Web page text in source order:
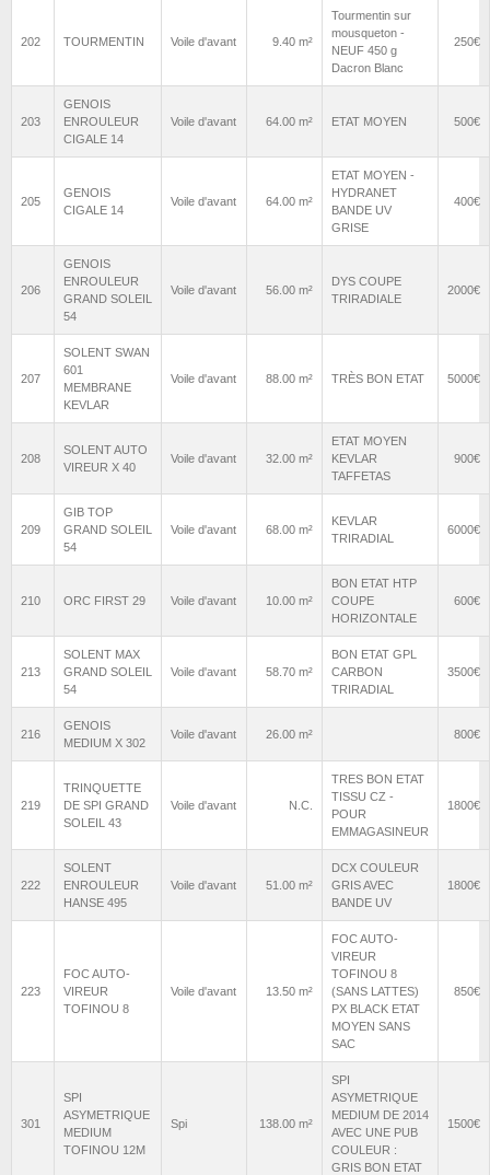
202 TOURMENTIN Voile d'avant 9.40 m²
Tourmentin sur
mousqueton -
NEUF 450 g
Dacron Blanc
250€
203
GENOIS
ENROULEUR
CIGALE 14
Voile d'avant 64.00 m² ETAT MOYEN 500€
205
GENOIS
CIGALE 14
Voile d'avant 64.00 m²
ETAT MOYEN -
HYDRANET
BANDE UV
GRISE
400€
206
GENOIS
ENROULEUR
GRAND SOLEIL
54
Voile d'avant 56.00 m²
DYS COUPE
TRIRADIALE
2000€
207
SOLENT SWAN
601
MEMBRANE
KEVLAR
Voile d'avant 88.00 m² TRÈS BON ETAT 5000€
208
SOLENT AUTO
VIREUR X 40
Voile d'avant 32.00 m²
ETAT MOYEN
KEVLAR
TAFFETAS
900€
209
GIB TOP
GRAND SOLEIL
54
Voile d'avant 68.00 m²
KEVLAR
TRIRADIAL
6000€
210 ORC FIRST 29 Voile d'avant 10.00 m²
BON ETAT HTP
COUPE
HORIZONTALE
600€
213
SOLENT MAX
GRAND SOLEIL
54
Voile d'avant 58.70 m²
BON ETAT GPL
CARBON
TRIRADIAL
3500€
216
GENOIS
MEDIUM X 302
Voile d'avant 26.00 m² 800€
219
TRINQUETTE
DE SPI GRAND
SOLEIL 43
Voile d'avant N.C.
TRES BON ETAT
TISSU CZ -
POUR
EMMAGASINEUR
1800€
222
SOLENT
ENROULEUR
HANSE 495
Voile d'avant 51.00 m²
DCX COULEUR
GRIS AVEC
BANDE UV
1800€
223
FOC AUTO-
VIREUR
TOFINOU 8
Voile d'avant 13.50 m²
FOC AUTO-
VIREUR
TOFINOU 8
(SANS LATTES)
PX BLACK ETAT
MOYEN SANS
SAC
850€
301
SPI
ASYMETRIQUE
MEDIUM
TOFINOU 12M
Spi 138.00 m²
SPI
ASYMETRIQUE
MEDIUM DE 2014
AVEC UNE PUB
COULEUR :
GRIS BON ETAT
1500€